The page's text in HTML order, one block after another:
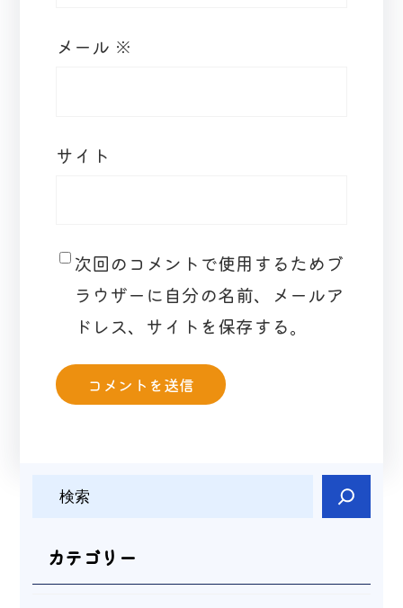
メール ※
サイト
次回のコメントで使用するためブ
ラウザーに自分の名前、メールア
ドレス、サイトを保存する。
カテゴリー